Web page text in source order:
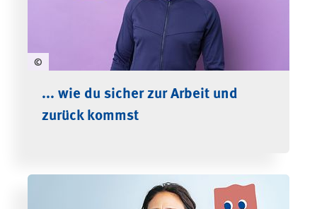
©
... wie du sicher zur Arbeit und
zurück kommst